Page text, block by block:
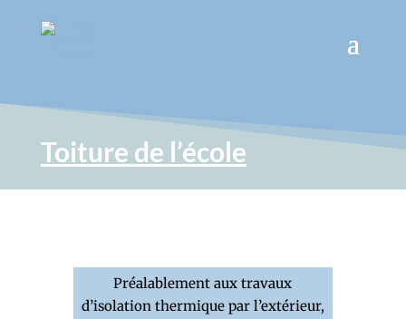
Toiture de l’école
Préalablement aux travaux
d’isolation thermique par l’extérieur,